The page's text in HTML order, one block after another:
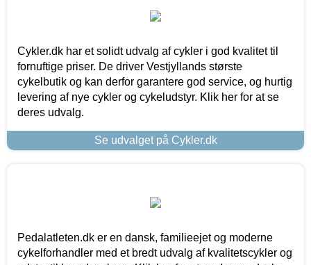
Cykler.dk har et solidt udvalg af cykler i god kvalitet til
fornuftige priser. De driver Vestjyllands største
cykelbutik og kan derfor garantere god service, og hurtig
levering af nye cykler og cykeludstyr. Klik her for at se
deres udvalg.
Se udvalget på Cykler.dk
Pedalatleten.dk er en dansk, familieejet og moderne
cykelforhandler med et bredt udvalg af kvalitetscykler og